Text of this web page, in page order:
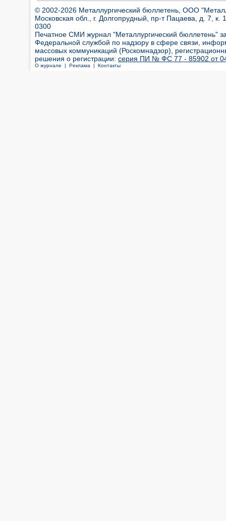
© 2002-2026 Металлургический бюллетень, ООО
Московская обл., г. Долгопрудный, пр-т Пацаева, д. 7,
0300
Печатное СМИ журнал "Металлургический бюллетень"
Федеральной службой по надзору в сфере связи,
массовых коммуникаций (Роскомнадзор),
решения о регистрации: серия ПИ № ФС 77 - 85902 от 04
О журнале | Реклама | Контакты